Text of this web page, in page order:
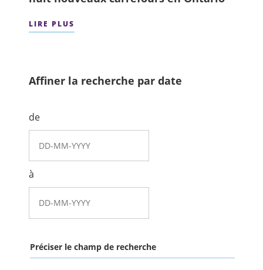
LIRE PLUS
Affiner la recherche par date
de
à
Préciser le champ de recherche